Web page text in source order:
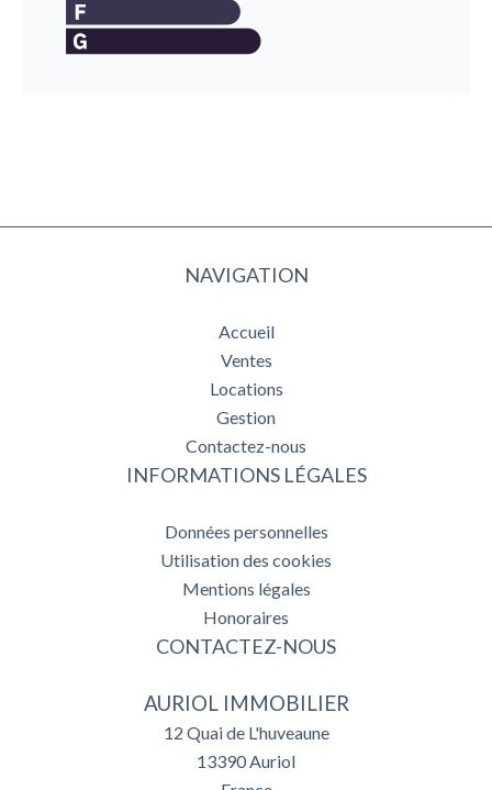
NAVIGATION
Accueil
Ventes
Locations
Gestion
Contactez-nous
INFORMATIONS LÉGALES
Données personnelles
Utilisation des cookies
Mentions légales
Honoraires
CONTACTEZ-NOUS
AURIOL IMMOBILIER
12 Quai de L'huveaune
13390Auriol